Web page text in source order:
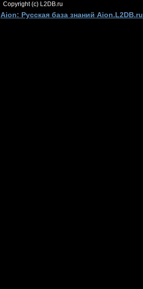
Copyright (c) L2DB.ru
Aion: Русская база знаний Aion.L2DB.ru